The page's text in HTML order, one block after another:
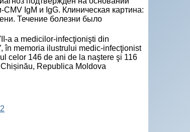
IgM и IgG. Клиническая картина:
Течение болезни было
a a medicilor-infecţionişti din
în memoria ilustrului medic-infecţionist
celor 146 de ani de la naştere şi 116
Republica Moldova